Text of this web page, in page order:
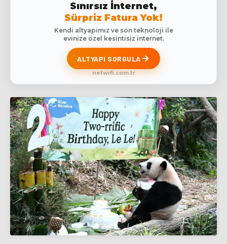
Sınırsız İnternet,
Sürpriz Fatura Yok!
Kendi altyapımız ve son teknoloji ile
evinize özel kesintisiz internet.
ALTYAPI SORGULA
netwifi.com.tr